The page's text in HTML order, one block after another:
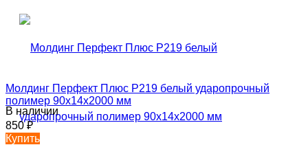
Молдинг Перфект Плюс P219 белый ударопрочный
полимер 90х14х2000 мм
В наличии
850₽
Купить